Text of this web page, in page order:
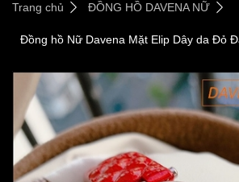
Trang chủ ĐỒNG HỒ DAVENA NỮ
Đồng hồ Nữ Davena Mặt Elip Dây da Đỏ